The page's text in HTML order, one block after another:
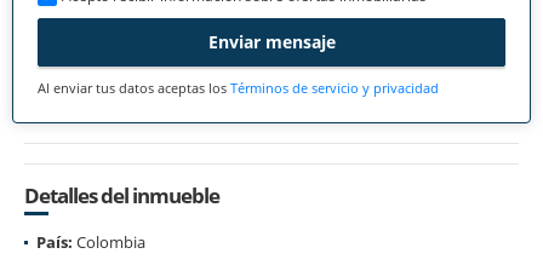
Enviar mensaje
Al enviar tus datos aceptas los Términos de servicio y privacidad
Detalles del inmueble
País: Colombia